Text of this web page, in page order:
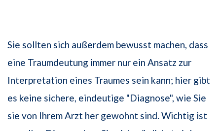
Sie sollten sich außerdem bewusst machen, dass
eine Traumdeutung immer nur ein Ansatz zur
Interpretation eines Traumes sein kann; hier gibt
es keine sichere, eindeutige "Diagnose", wie Sie
sie von Ihrem Arzt her gewohnt sind. Wichtig ist